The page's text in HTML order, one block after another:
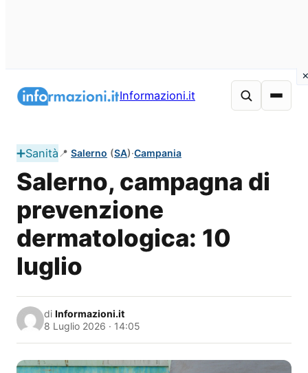
Informazioni.it
➕Sanità 📍 Salerno (SA)·Campania
Salerno, campagna di
prevenzione
dermatologica: 10
luglio
di Informazioni.it
8 Luglio 2026 · 14:05